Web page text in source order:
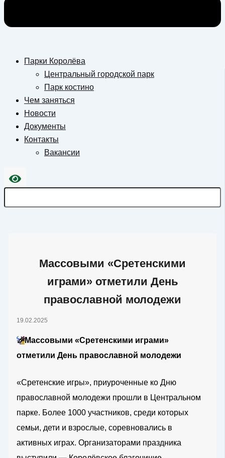
Парки Королёва
Центральный городской парк
Парк костино
Чем заняться
Новости
Документы
Контакты
Вакансии
Массовыми «Сретенскими
играми» отметили День
православной молодежи
19.02.2025
🎉Массовыми «Сретенскими играми»
отметили День православной молодежи
«Сретенские игры», приуроченные ко Дню
православной молодежи прошли в Центральном
парке. Более 1000 участников, среди которых
семьи, дети и взрослые, соревновались в
активных играх. Организаторами праздника